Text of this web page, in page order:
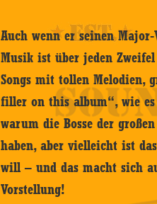
Auch wenn er seinen
Musik ist über jeden
Songs mit tollen Melodien,
filler on this album“, wie es
warum die Bosse der
haben, aber vielleicht ist
will – und das macht sich
Vorstellung!